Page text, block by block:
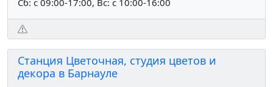
Сб: c 09:00-17:00, Вс: c 10:00-16:00
Станция Цветочная, студия цветов и
декора в Барнауле